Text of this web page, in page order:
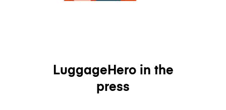
LuggageHero in the
press